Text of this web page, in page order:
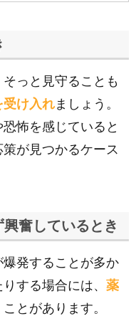
っと見守ることも
受け入れましょう。
怖を感じていると
策が見つかるケース
奮しているとき
発することが多か
する場合には、 薬
ことがあります。